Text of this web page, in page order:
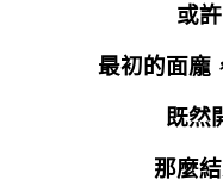
或
最初的面龐
既然
那麼